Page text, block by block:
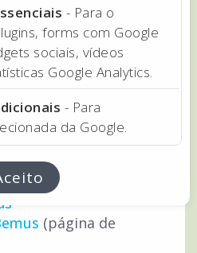
de pesquisa podem
tempo, e de acordo
de pesquisas, língua
Lisboa
de produtos)
(página de
- Para o
forms com Google
sociais, vídeos
Google Analytics.
- Para
da Google.